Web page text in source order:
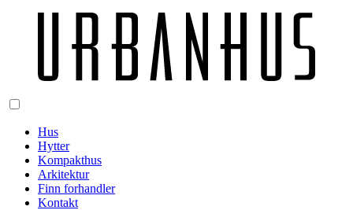
Hus
Hytter
Kompakthus
Arkitektur
Finn forhandler
Kontakt